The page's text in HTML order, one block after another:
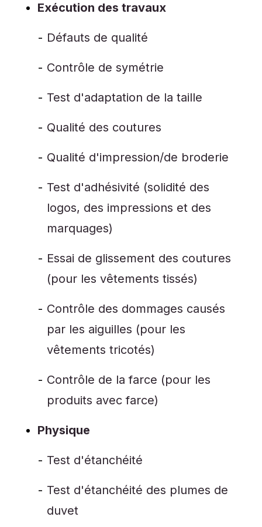
Exécution des travaux
Défauts de qualité
Contrôle de symétrie
Test d'adaptation de la taille
Qualité des coutures
Qualité d'impression/de broderie
Test d'adhésivité (solidité des
logos, des impressions et des
marquages)
Essai de glissement des coutures
(pour les vêtements tissés)
Contrôle des dommages causés
par les aiguilles (pour les
vêtements tricotés)
Contrôle de la farce (pour les
produits avec farce)
Physique
Test d'étanchéité
Test d'étanchéité des plumes de
duvet